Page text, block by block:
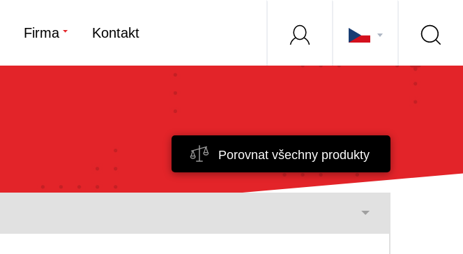
Firma Kontakt
Porovnat všechny produkty